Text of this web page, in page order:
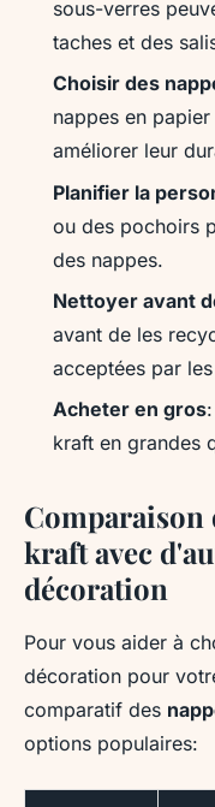
sous-verres
taches et des
Choisir des
nappes en
améliorer leur
Planifier la
ou des pochoirs
des nappes.
Nettoyer avant
avant de les
acceptées par
Acheter en gros
kraft en grandes
Comparaison
kraft avec
décoration
Pour vous aider à
décoration pour
comparatif des
options populaires: